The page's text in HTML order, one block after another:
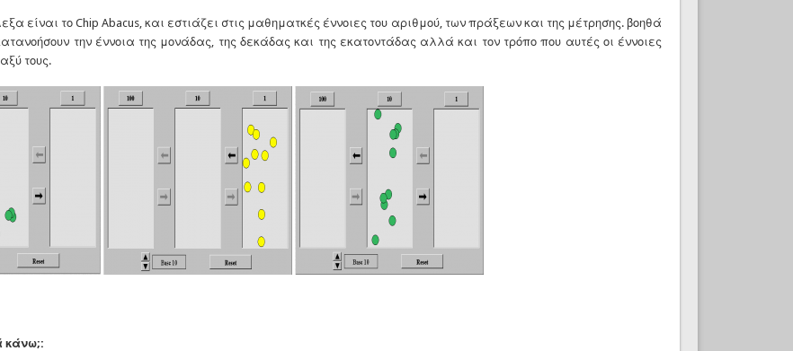
είναι το Chip Abacus, και εστιάζει στις μαθηματκές έννοιες του αριθμού, των πράξεων και της μέτρησης. βοηθά
την έννοια της μονάδας, της δεκάδας και της εκατοντάδας αλλά και τον τρόπο που αυτές οι έννοιες
τους.
κάνω;: